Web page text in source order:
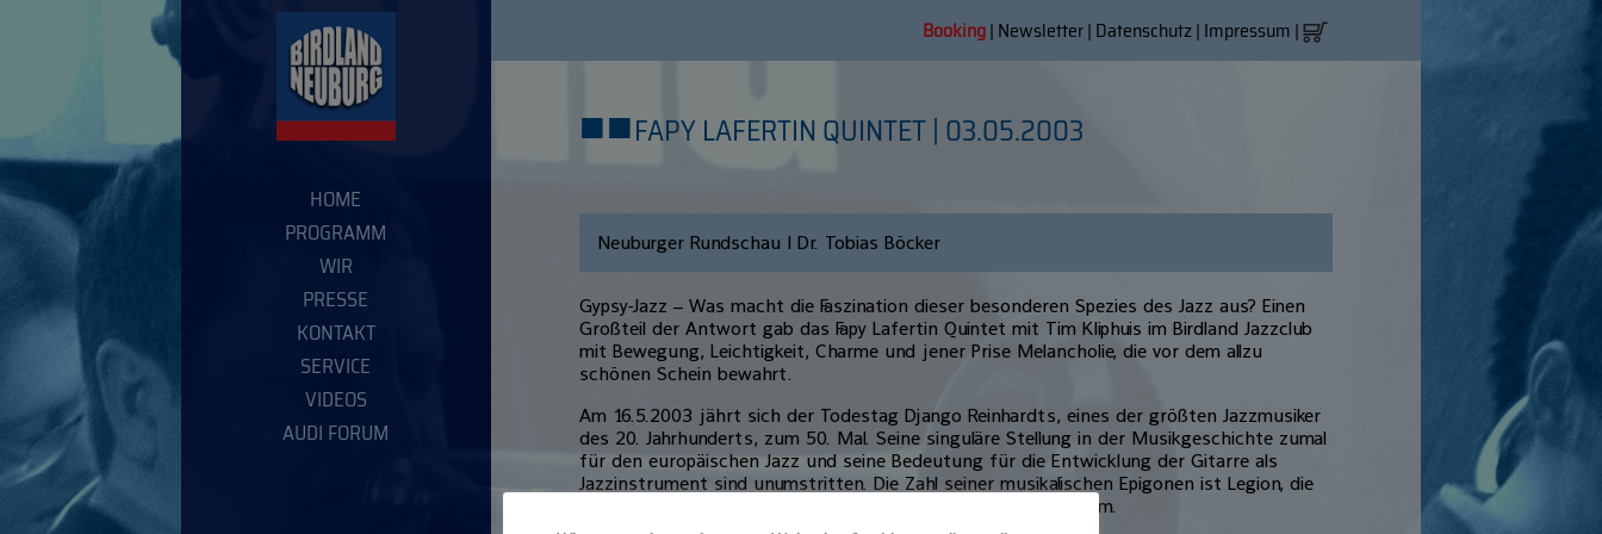
HOME
PROGRAMM
WIR
PRESSE
KONTAKT
SERVICE
VIDEOS
AUDI FORUM
Booking| Newsletter| Datenschutz| Impressum |
■■FAPY LAFERTIN QUINTET | 03.05.2003
Neuburger Rundschau | Dr. Tobias Böcker
Gypsy-Jazz – Was macht die Faszination dieser besonderen Spezies des Jazz aus? Einen
Großteil der Antwort gab das Fapy Lafertin Quintet mit Tim Kliphuis im Birdland Jazzclub
mit Bewegung, Leichtigkeit, Charme und jener Prise Melancholie, die vor dem allzu
schönen Schein bewahrt.
Am 16.5.2003 jährt sich der Todestag Django Reinhardts, eines der größten Jazzmusiker
des 20. Jahrhunderts, zum 50. Mal. Seine singuläre Stellung in der Musikgeschichte zumal
für den europäischen Jazz und seine Bedeutung für die Entwicklung der Gitarre als
Jazzinstrument sind unumstritten. Die Zahl seiner musikalischen Epigonen ist Legion, die
Bandbreite des von ihm ausgehenden Traditionsstromes enorm.